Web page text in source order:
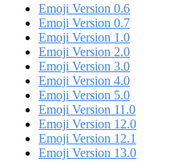
Emoji Version 0.6
Emoji Version 0.7
Emoji Version 1.0
Emoji Version 2.0
Emoji Version 3.0
Emoji Version 4.0
Emoji Version 5.0
Emoji Version 11.0
Emoji Version 12.0
Emoji Version 12.1
Emoji Version 13.0